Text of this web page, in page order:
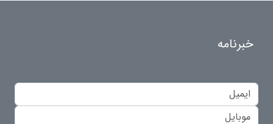
خبرنامه